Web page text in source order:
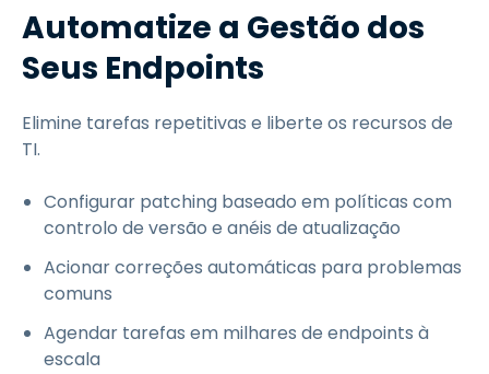
Automatize a Gestão dos
Seus Endpoints
Elimine tarefas repetitivas e liberte os recursos de
TI.
Configurar patching baseado em políticas com
controlo de versão e anéis de atualização
Acionar correções automáticas para problemas
comuns
Agendar tarefas em milhares de endpoints à
escala